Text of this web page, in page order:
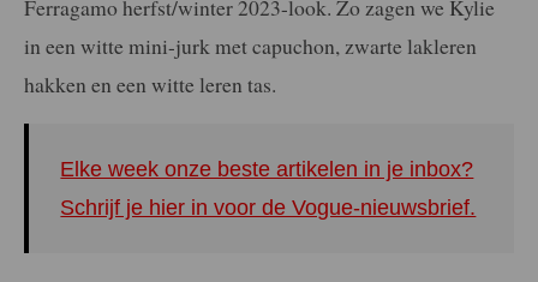
Ferragamo herfst/winter 2023-look. Zo zagen we Kylie
in een witte mini-jurk met capuchon, zwarte lakleren
hakken en een witte leren tas.
Elke week onze beste artikelen in je inbox?
Schrijf je hier in voor de Vogue-nieuwsbrief.